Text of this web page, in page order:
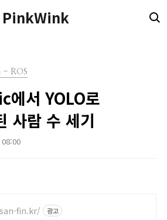
PinkWink
- ROS
에서 YOLO로
람 수 세기
fin.kr/ 광고